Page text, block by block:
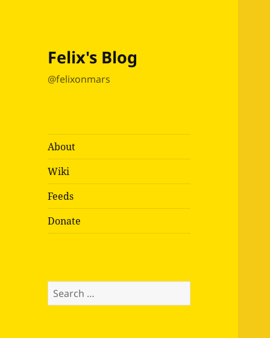
Felix's Blog
@felixonmars
About
Wiki
Feeds
Donate
Search
for: